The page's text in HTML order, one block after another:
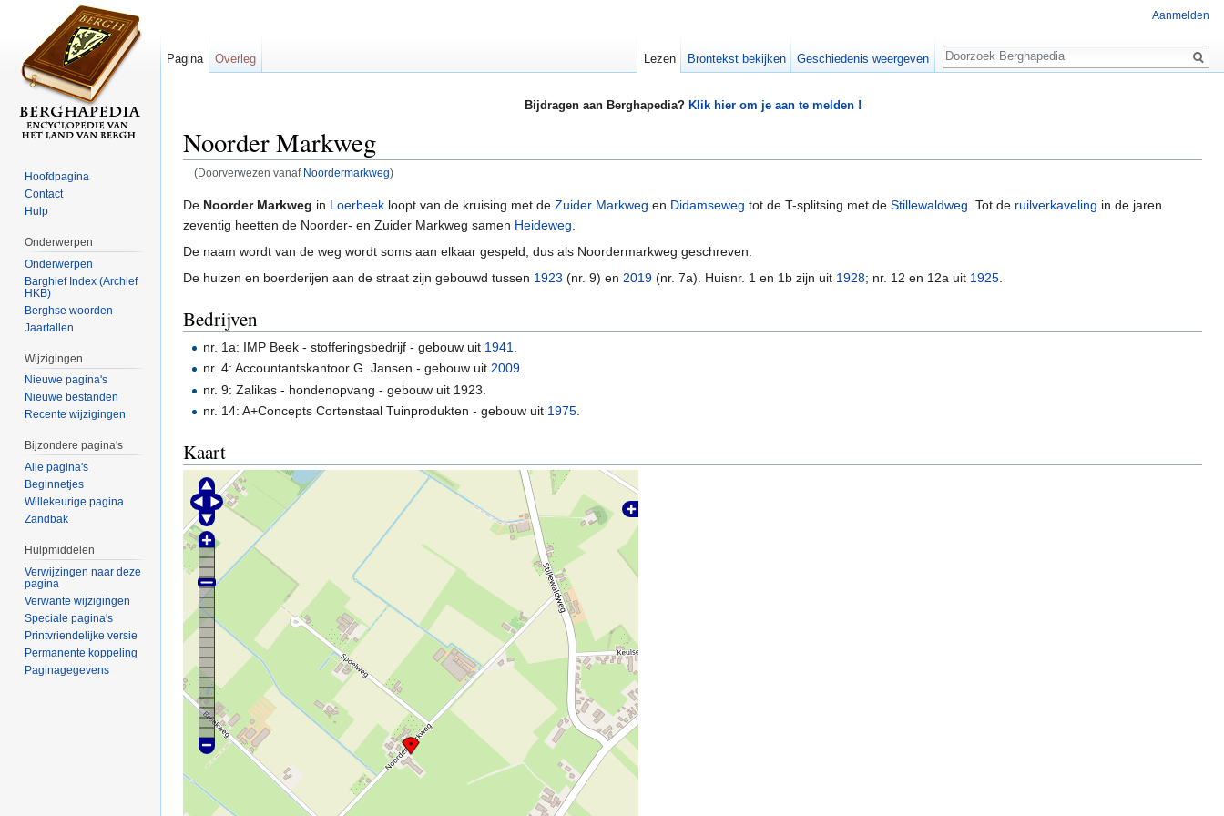
Bijdragen aan Berghapedia? Klik hier om je aan te melden !
Noorder Markweg
(Doorverwezen vanaf Noordermarkweg)
De Noorder Markweg in Loerbeek loopt van de kruising met de Zuider Markweg en Didamseweg tot de T-splitsing met de Stillewaldweg . Tot de ruilverkaveling in de jaren
zeventig heetten de Noorder- en Zuider Markweg samen Heideweg
De naam wordt van de weg wordt soms aan elkaar gespeld, dus als Noordermarkweg geschreven.
De huizen en boerderijen aan de straat zijn gebouwd tussen 1923 (nr. 9) en 2019 (nr. 7a). Huisnr. 1 en 1b zijn uit 1928; nr. 12 en 12a uit 1925
Bedrijven
nr. 1a: IMP Beek - stofferingsbedrijf - gebouw uit 1941
nr. 4: Accountantskantoor G. Jansen - gebouw uit 2009
nr. 9: Zalikas - hondenopvang - gebouw uit 1923.
nr. 14: A+Concepts Cortenstaal Tuinprodukten - gebouw uit 1975
Kaart
Aanmelden
Pagina Overleg Lezen Brontekst bekijken Geschiedenis weergeven
Zoeken
Hoofdpagina
Contact
Hulp
Onderwerpen
Onderwerpen
Barghief Index (Archief
HKB)
Berghse woorden
Jaartallen
Wijzigingen
Nieuwe pagina's
Nieuwe bestanden
Recente wijzigingen
Bijzondere pagina's
Alle pagina's
Beginnetjes
Willekeurige pagina
Zandbak
Hulpmiddelen
Verwijzingen naar deze
pagina
Verwante wijzigingen
Speciale pagina's
Printvriendelijke versie
Permanente koppeling
Paginagegevens